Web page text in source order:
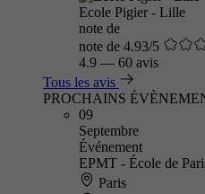
Ecole Pigier - Lille
note de
note de 4.93/5
4.9 — 60 avis
Tous les avis
PROCHAINS
09
Septembre
Événement
EPMT - École de
Paris